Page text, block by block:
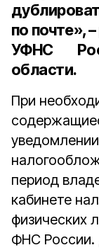
по почте»,
УФНС
области.
При
период
кабинете
физических
ФНС России.